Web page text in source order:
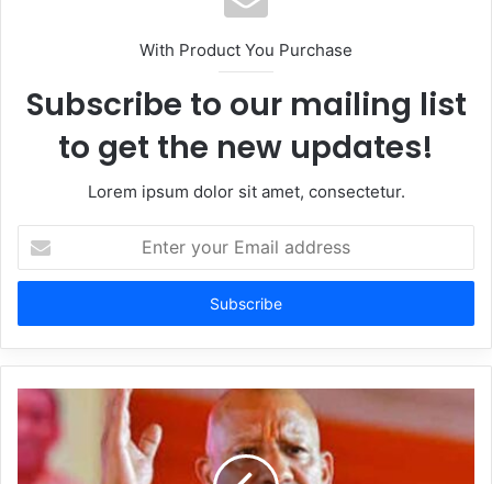
With Product You Purchase
Subscribe to our mailing list
to get the new updates!
Lorem ipsum dolor sit amet, consectetur.
your
Email